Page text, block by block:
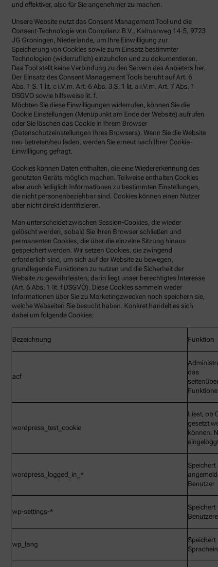
und effektiver, also für Sie angenehmer zu machen.
Unsere Website nutzt das Consent Management Tool und die
Consent-Technologie von Complianz B.V., Kalmarweg 14-5, 9723
JG Groningen, Niederlande, um Ihre Einwilligung zur
Speicherung von Cookies sowie zum Einsatz bestimmter
Technologien (widerruflich) einzuholen und zu dokumentieren.
Das Tool stellt keine Verbindung zu den Servern des Anbieters her.
Der Einsatz des Consent Management Tools beruht auf Art. 6
Abs. 1 S. 1 lit. c i.V.m. Art. 6 Abs. 3 S. 1 lit. a i.V.m. Art. 7 Abs. 1
DSGVO sowie hilfsweise lit. f.
Möchten Sie diese Einwilligungen widerrufen, können Sie die
Cookie Einstellungen (Menüpunkt am Ende der Website) aufrufen
oder Sie löschen das Cookie in Ihrem Browser
(Datenschutzeinstellungen Ihres Browsers). Wenn Sie die Website
neu betreten/neu laden, werden Sie erneut nach Ihrer Cookie-
Einwilligung gefragt.
Cookies können Daten enthalten, die eine Wiedererkennung des
genutzten Geräts möglich machen. Teilweise enthalten Cookies
aber auch lediglich Informationen zu bestimmten Einstellungen,
die nicht personenbeziehbar sind. Cookies können einen Nutzer
aber nicht direkt identifizieren.
Man unterscheidet zwischen Session-Cookies, die wieder
gelöscht werden, sobald Sie ihren Browser schließen und
permanenten Cookies, die über die einzelne Sitzung hinaus
gespeichert werden. Wir setzen Cookies, die zwingend
erforderlich sind, um sich auf der Website zu bewegen,
grundlegende Funktionen zu nutzen und die Sicherheit der
Website zu gewährleisten; darin liegt unser berechtigtes Interesse
(Art. 6 Abs. 1 lit. f DSGVO). Diese Cookies sammeln weder
Informationen über Sie zu Marketingzwecken noch speichern sie,
welche Webseiten Sie besucht haben. Konkret handelt es sich
dabei um folgende Cookies:
Bezeichnung Funktion
acf
das
wordpress_test_cookie
Liest, ob
gesetzt
können.
wordpress_logged_in_*
Speichert
Benutzer
wp-settings-*
Speichert
wp_lang
Speichert